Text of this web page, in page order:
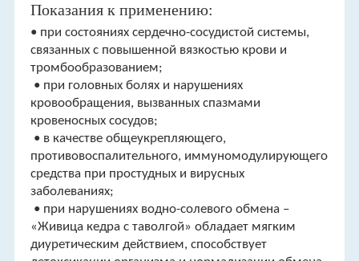
Показания к применению:
• при состояниях сердечно-сосудистой системы,
связанных с повышенной вязкостью крови и
тромбообразованием;
• при головных болях и нарушениях
кровообращения, вызванных спазмами
кровеносных сосудов;
• в качестве общеукрепляющего,
противовоспалительного, иммуномодулирующего
средства при простудных и вирусных
заболеваниях;
• при нарушениях водно-солевого обмена –
«Живица кедра с таволгой» обладает мягким
диуретическим действием, способствует